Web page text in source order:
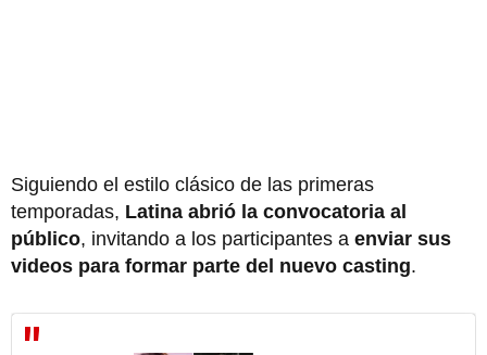
Siguiendo el estilo clásico de las primeras
temporadas, Latina abrió la convocatoria al
público, invitando a los participantes a enviar sus
videos para formar parte del nuevo casting.